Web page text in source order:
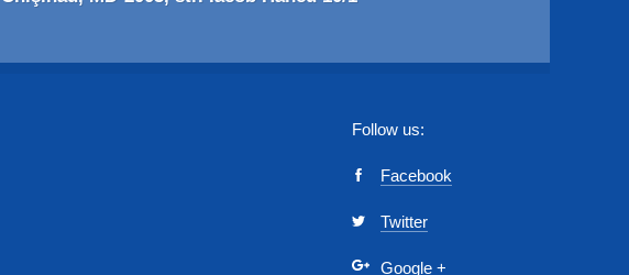
Follow us:
Facebook
Twitter
Google +